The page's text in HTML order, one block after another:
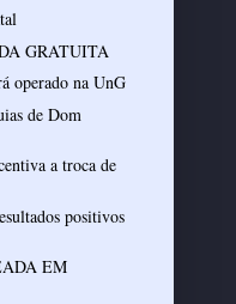
GRATUITA
operado na UnG
de Dom
a troca de
positivos
EM